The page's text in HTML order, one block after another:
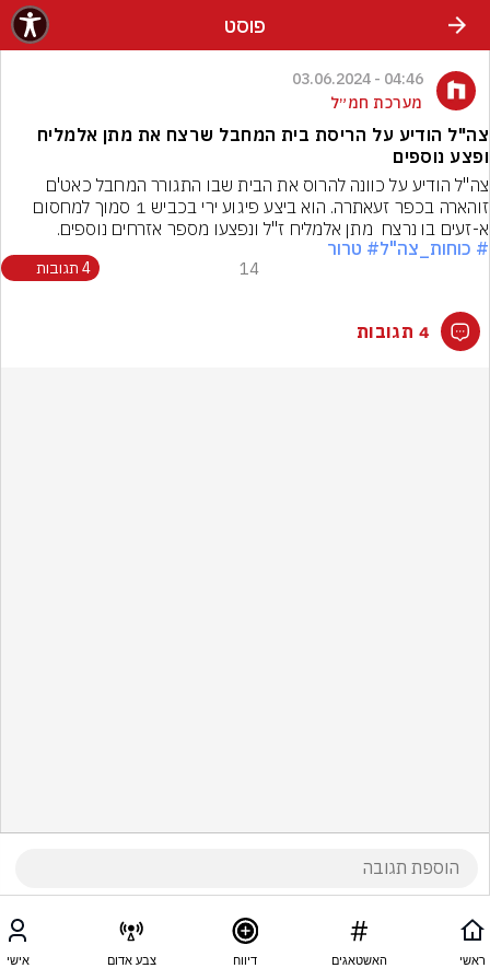
פוסט
04:46 - 03.06.2024
מערכת חמ״ל
צה"ל הודיע על הריסת בית המחבל שרצח את מתן אלמליח
ופצע נוספים
א-זעים בו נרצח  מתן אלמליח ז"ל ונפצעו מספר אזרחים נוספים.
# כוחות_צה"ל# טרור
14 4 תגובות
4 תגובות
ראשי האשטאגים דיווח צבע אדום אישי